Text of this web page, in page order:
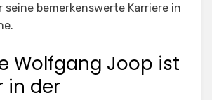
bemerkenswerte Karriere in
Wolfgang Joop ist
in der